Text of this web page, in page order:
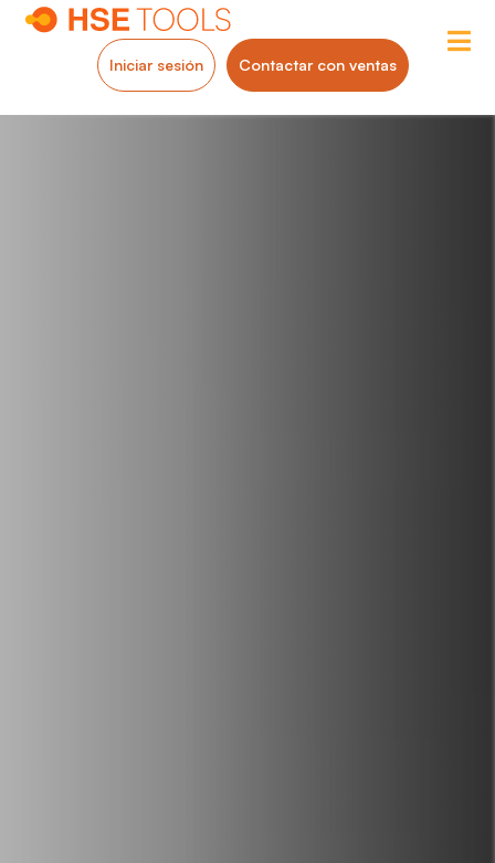
Iniciar sesión Contactar con ventas